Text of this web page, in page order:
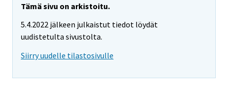
Tämä sivu on arkistoitu.
5.4.2022 jälkeen julkaistut tiedot löydät
uudistetulta sivustolta.
Siirry uudelle tilastosivulle